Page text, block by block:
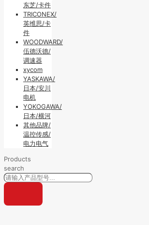
东芝/卡件
TRICONEX/
英维思/卡
件
WOODWARD/
伍德沃德/
调速器
xycom
YASKAWA/
日本/安川
电机
YOKOGAWA/
日本/横河
其他品牌/
温控传感/
电力电气
Products
search